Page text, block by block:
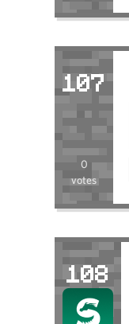
107
0
votes
108